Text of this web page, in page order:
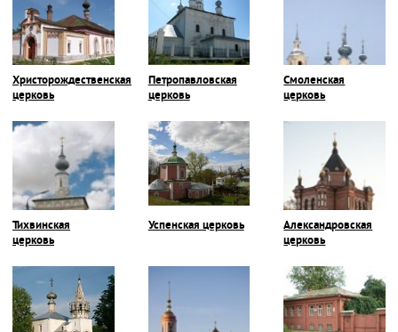
Христорождественская
церковь
Петропавловская
церковь
Смоленская
церковь
Тихвинская
церковь
Успенская церковь
Александровская
церковь